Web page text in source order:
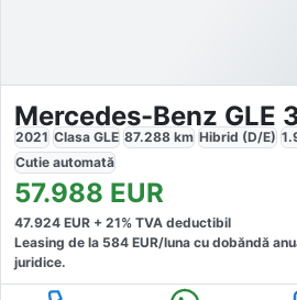
Mercedes-Benz GLE
2021 Clasa GLE 87.288 km Hibrid (D/E)
Cutie automată
57.988 EUR
47.924 EUR + 21% TVA deductibil
Leasing de la 584 EUR/luna cu dobăndă
juridice.